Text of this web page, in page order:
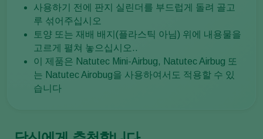
사용하기 전에 판지 실린더를 부드럽게 돌려 골고
루 섞어주십시오
토양 또는 재배 배지(플라스틱 아님) 위에 내용물을
고르게 펼쳐 놓으십시오..
이 제품은 Natutec Mini-Airbug, Natutec Airbug 또
는 Natutec Airobug을 사용하여서도 적용할 수 있
습니다